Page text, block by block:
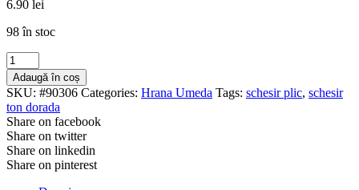
6.90 lei
98 în stoc
Cantitate
Schesir
Cat
cu
Ton
cu
Dorada
85gr
Adaugă în coș
SKU: #90306 Categories: Hrana Umeda Tags: schesir plic, schesir
ton dorada
Share on facebook
Share on twitter
Share on linkedin
Share on pinterest